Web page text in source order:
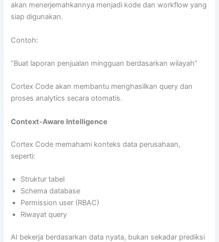
akan menerjemahkannya menjadi kode dan workflow yang
siap digunakan.
Contoh:
“Buat laporan penjualan mingguan berdasarkan wilayah”
Cortex Code akan membantu menghasilkan query dan
proses analytics secara otomatis.
Context-Aware Intelligence
Cortex Code memahami konteks data perusahaan,
seperti:
Struktur tabel
Schema database
Permission user (RBAC)
Riwayat query
AI bekerja berdasarkan data nyata, bukan sekadar prediksi